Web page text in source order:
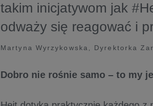
takim inicjatywom jak
odważy się reagować i
Martyna Wyrzykowska, Dyrektorka
Dobro nie rośnie samo – to my